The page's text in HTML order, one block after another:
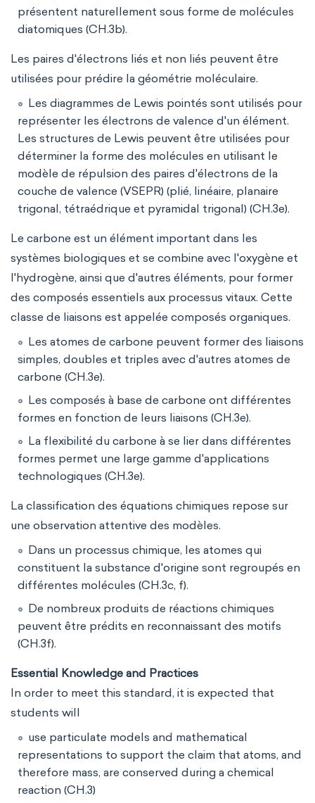
présentent naturellement sous forme de molécules
diatomiques (CH.3b).
Les paires d'électrons liés et non liés peuvent être
utilisées pour prédire la géométrie moléculaire.
Les diagrammes de Lewis pointés sont utilisés pour
représenter les électrons de valence d'un élément.
Les structures de Lewis peuvent être utilisées pour
déterminer la forme des molécules en utilisant le
modèle de répulsion des paires d'électrons de la
couche de valence (VSEPR) (plié, linéaire, planaire
trigonal, tétraédrique et pyramidal trigonal) (CH.3e).
Le carbone est un élément important dans les
systèmes biologiques et se combine avec l'oxygène et
l'hydrogène, ainsi que d'autres éléments, pour former
des composés essentiels aux processus vitaux. Cette
classe de liaisons est appelée composés organiques.
Les atomes de carbone peuvent former des liaisons
simples, doubles et triples avec d'autres atomes de
carbone (CH.3e).
Les composés à base de carbone ont différentes
formes en fonction de leurs liaisons (CH.3e).
La flexibilité du carbone à se lier dans différentes
formes permet une large gamme d'applications
technologiques (CH.3e).
La classification des équations chimiques repose sur
une observation attentive des modèles.
Dans un processus chimique, les atomes qui
constituent la substance d'origine sont regroupés en
différentes molécules (CH.3c, f).
De nombreux produits de réactions chimiques
peuvent être prédits en reconnaissant des motifs
(CH.3f).
Essential Knowledge and Practices
In order to meet this standard, it is expected that
students will
use particulate models and mathematical
representations to support the claim that atoms, and
therefore mass, are conserved during a chemical
reaction (CH.3)